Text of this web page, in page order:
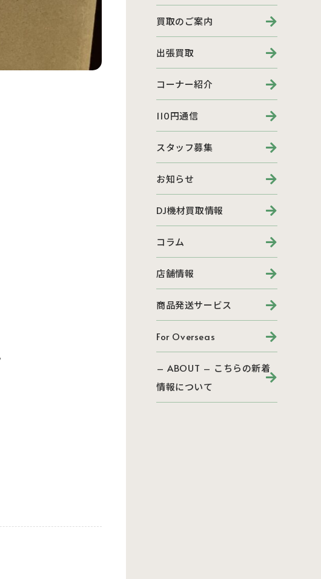
買取のご案内
出張買取
コーナー紹介
110円通信
スタッフ募集
お知らせ
DJ機材買取情報
コラム
店舗情報
商品発送サービス
For Overseas
– ABOUT – こちらの新着
情報について